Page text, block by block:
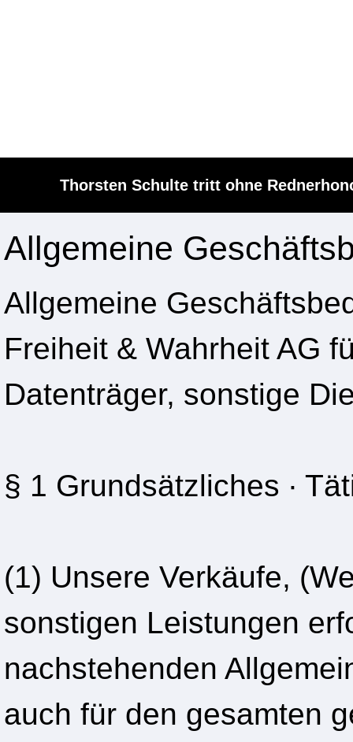
Thorsten Schulte tritt ohne
Allgemeine
Allgemeine
Freiheit & Wahrheit AG
Datenträger, sonstige
§ 1 Grundsätzliches ∙
(1) Unsere Verkäufe,
sonstigen Leistungen
nachstehenden
auch für den gesamten